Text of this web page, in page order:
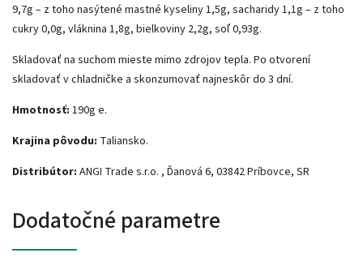
9,7g – z toho nasýtené mastné kyseliny 1,5g, sacharidy 1,1g – z toho
cukry 0,0g, vláknina 1,8g, bielkoviny 2,2g, soľ 0,93g.
Skladovať na suchom mieste mimo zdrojov tepla. Po otvorení
skladovať v chladničke a skonzumovať najneskôr do 3 dní.
Hmotnosť: 190g e.
Krajina pôvodu: Taliansko.
Distribútor: ANGI Trade s.r.o. , Ďanová 6, 03842 Príbovce, SR
Dodatočné parametre